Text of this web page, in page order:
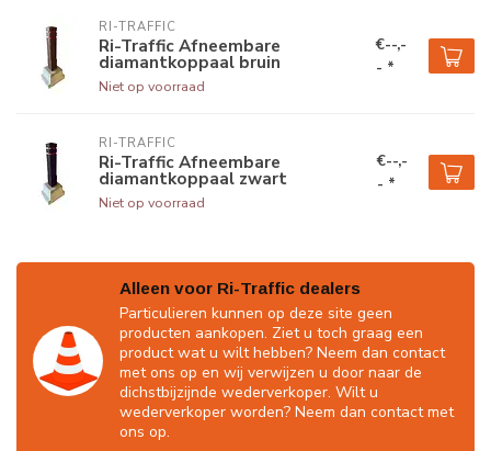
RI-TRAFFIC
Ri-Traffic Afneembare
diamantkoppaal bruin
Niet op voorraad
€--,-
- *
RI-TRAFFIC
Ri-Traffic Afneembare
diamantkoppaal zwart
Niet op voorraad
€--,-
- *
Alleen voor Ri-Traffic dealers
Particulieren kunnen op deze site geen
producten aankopen. Ziet u toch graag een
product wat u wilt hebben? Neem dan contact
met ons op en wij verwijzen u door naar de
dichstbijzijnde wederverkoper. Wilt u
wederverkoper worden? Neem dan contact met
ons op.